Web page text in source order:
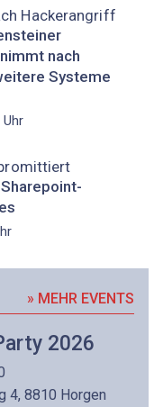
Hackerangriff
nach
Systeme
Uhr
» MEHR EVENTS
2026
4, 8810 Horgen